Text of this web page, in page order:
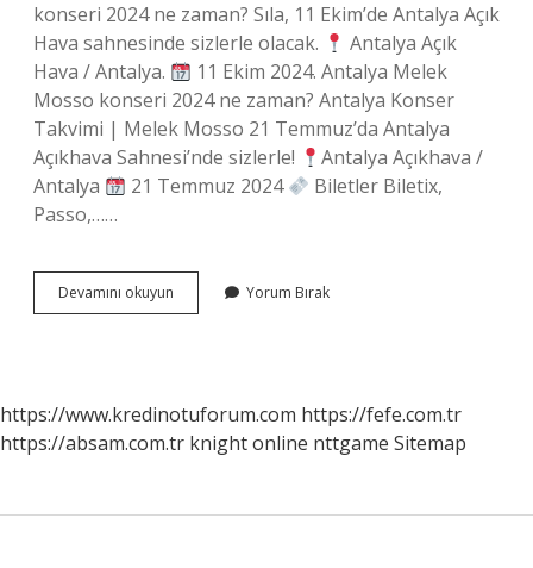
konseri 2024 ne zaman? Sıla, 11 Ekim’de Antalya Açık
Hava sahnesinde sizlerle olacak.
Antalya Açık
Hava / Antalya.
11 Ekim 2024. Antalya Melek
Mosso konseri 2024 ne zaman? Antalya Konser
Takvimi | Melek Mosso 21 Temmuz’da Antalya
Açıkhava Sahnesi’nde sizlerle!
Antalya Açıkhava /
Antalya
21 Temmuz 2024
Biletler Biletix,
Passo,……
Devamını okuyun
Buray
Yorum Bırak
https://www.kredinotuforum.com https://fefe.com.tr
https://absam.com.tr knight online nttgame Sitemap